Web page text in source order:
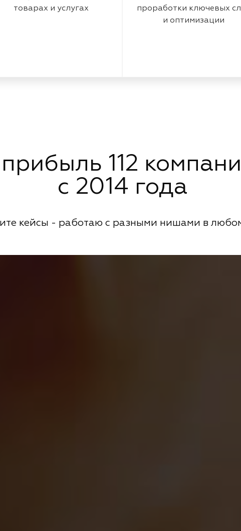
товарах и услугах
проработки ключевых
и оптимизации
прибыль 112
с 2014 года
кейсы - работаю с разными нишами в